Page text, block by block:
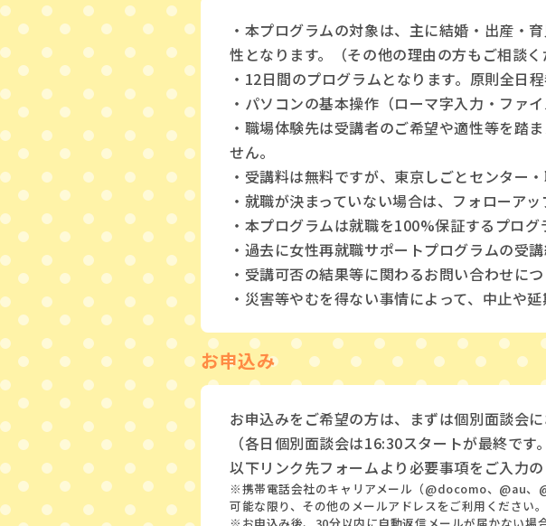
・本プログラムの対象は、主に結婚・出産・
性となります。（その他の理由の方もご相談く
・12日間のプログラムとなります。原則全日程
・パソコンの基本操作（ローマ字入力・ファ
・職場体験先は受講者のご希望や適性等を踏
せん。
・受講料は無料ですが、東京しごとセンター
・就職が決まっていない場合は、フォローア
・本プログラムは就職を100%保証するプログ
・過去に女性再就職サポートプログラムの受
・受講可否の結果等に関わるお問い合わせに
・災害等やむを得ない事情によって、中止や
お申込み
お申込みをご希望の方は、まずは個別面談会に
（各日個別面談会は16:30スタートが最終です。
以下リンク先フォームより必要事項をご入力の
※携帯電話会社のキャリアメール（@docomo、@au、
可能な限り、その他のメールアドレスをご利用ください。